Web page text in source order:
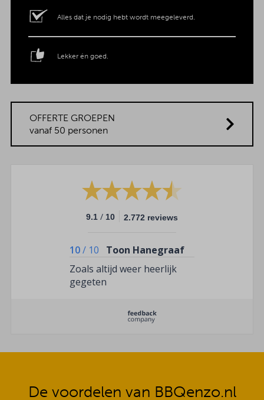
Alles dat je nodig hebt wordt meegeleverd.
Lekker én goed.
OFFERTE GROEPEN
vanaf 50 personen
9.1 / 10 2.772 reviews
10/ 10
Toon Hanegraaf
Zoals altijd weer heerlijk
gegeten
De voordelen van BBQenzo.nl